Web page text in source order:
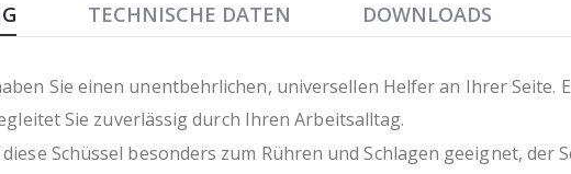
Sie einen unentbehrlichen, universellen Helfer an Ihrer
Sie zuverlässig durch Ihren Arbeitsalltag.
Schüssel besonders zum Rühren und Schlagen geeignet,
TECHNISCHE DATEN DOWNLOADS